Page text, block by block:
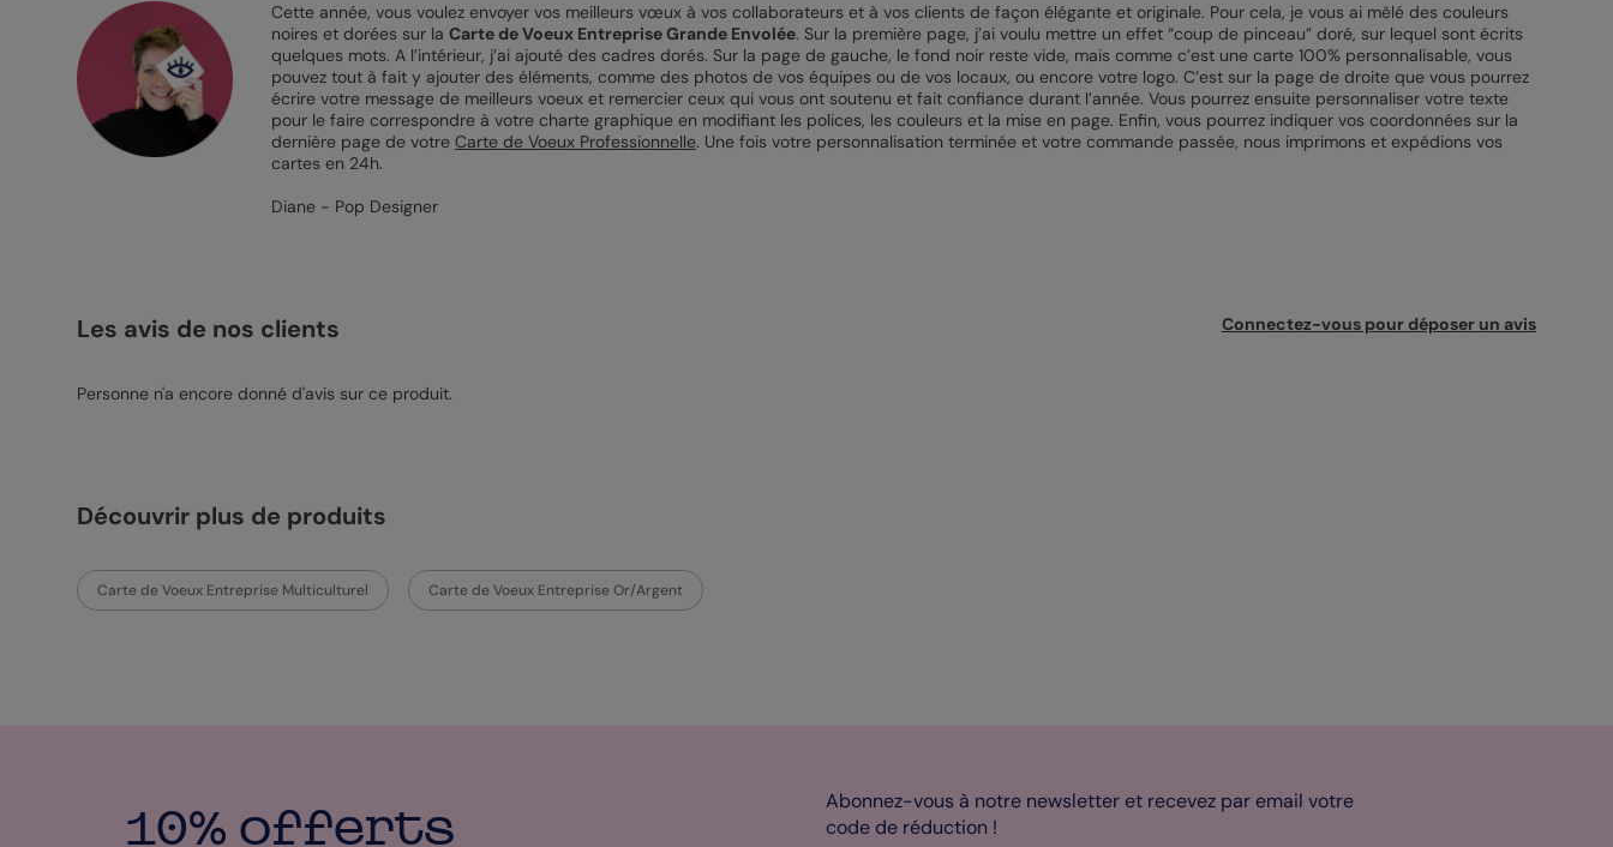
Cette année, vous voulez envoyer vos meilleurs vœux à vos collaborateurs et à vos clients de façon élégante et originale. Pour cela, je vous ai mêlé des couleurs
noires et dorées sur la Carte de Voeux Entreprise Grande Envolée. Sur la première page, j’ai voulu mettre un effet “coup de pinceau” doré, sur lequel sont écrits
quelques mots. A l’intérieur, j’ai ajouté des cadres dorés. Sur la page de gauche, le fond noir reste vide, mais comme c’est une carte 100% personnalisable, vous
pouvez tout à fait y ajouter des éléments, comme des photos de vos équipes ou de vos locaux, ou encore votre logo. C’est sur la page de droite que vous pourrez
écrire votre message de meilleurs voeux et remercier ceux qui vous ont soutenu et fait confiance durant l’année. Vous pourrez ensuite personnaliser votre texte
pour le faire correspondre à votre charte graphique en modifiant les polices, les couleurs et la mise en page. Enfin, vous pourrez indiquer vos coordonnées sur la
dernière page de votre Carte de Voeux Professionnelle. Une fois votre personnalisation terminée et votre commande passée, nous imprimons et expédions vos
cartes en 24h.
Diane - Pop Designer
Les avis de nos clients Connectez-vous pour déposer un avis
Personne n'a encore donné d'avis sur ce produit.
Découvrir plus de produits
Carte de Voeux Entreprise Multiculturel Carte de Voeux Entreprise Or/Argent
10% offerts
Abonnez-vous à notre newsletter et recevez par email votre
code de réduction !